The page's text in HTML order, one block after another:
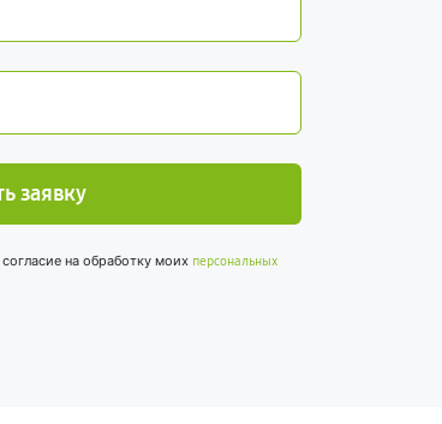
заявку
на обработку моих персональных